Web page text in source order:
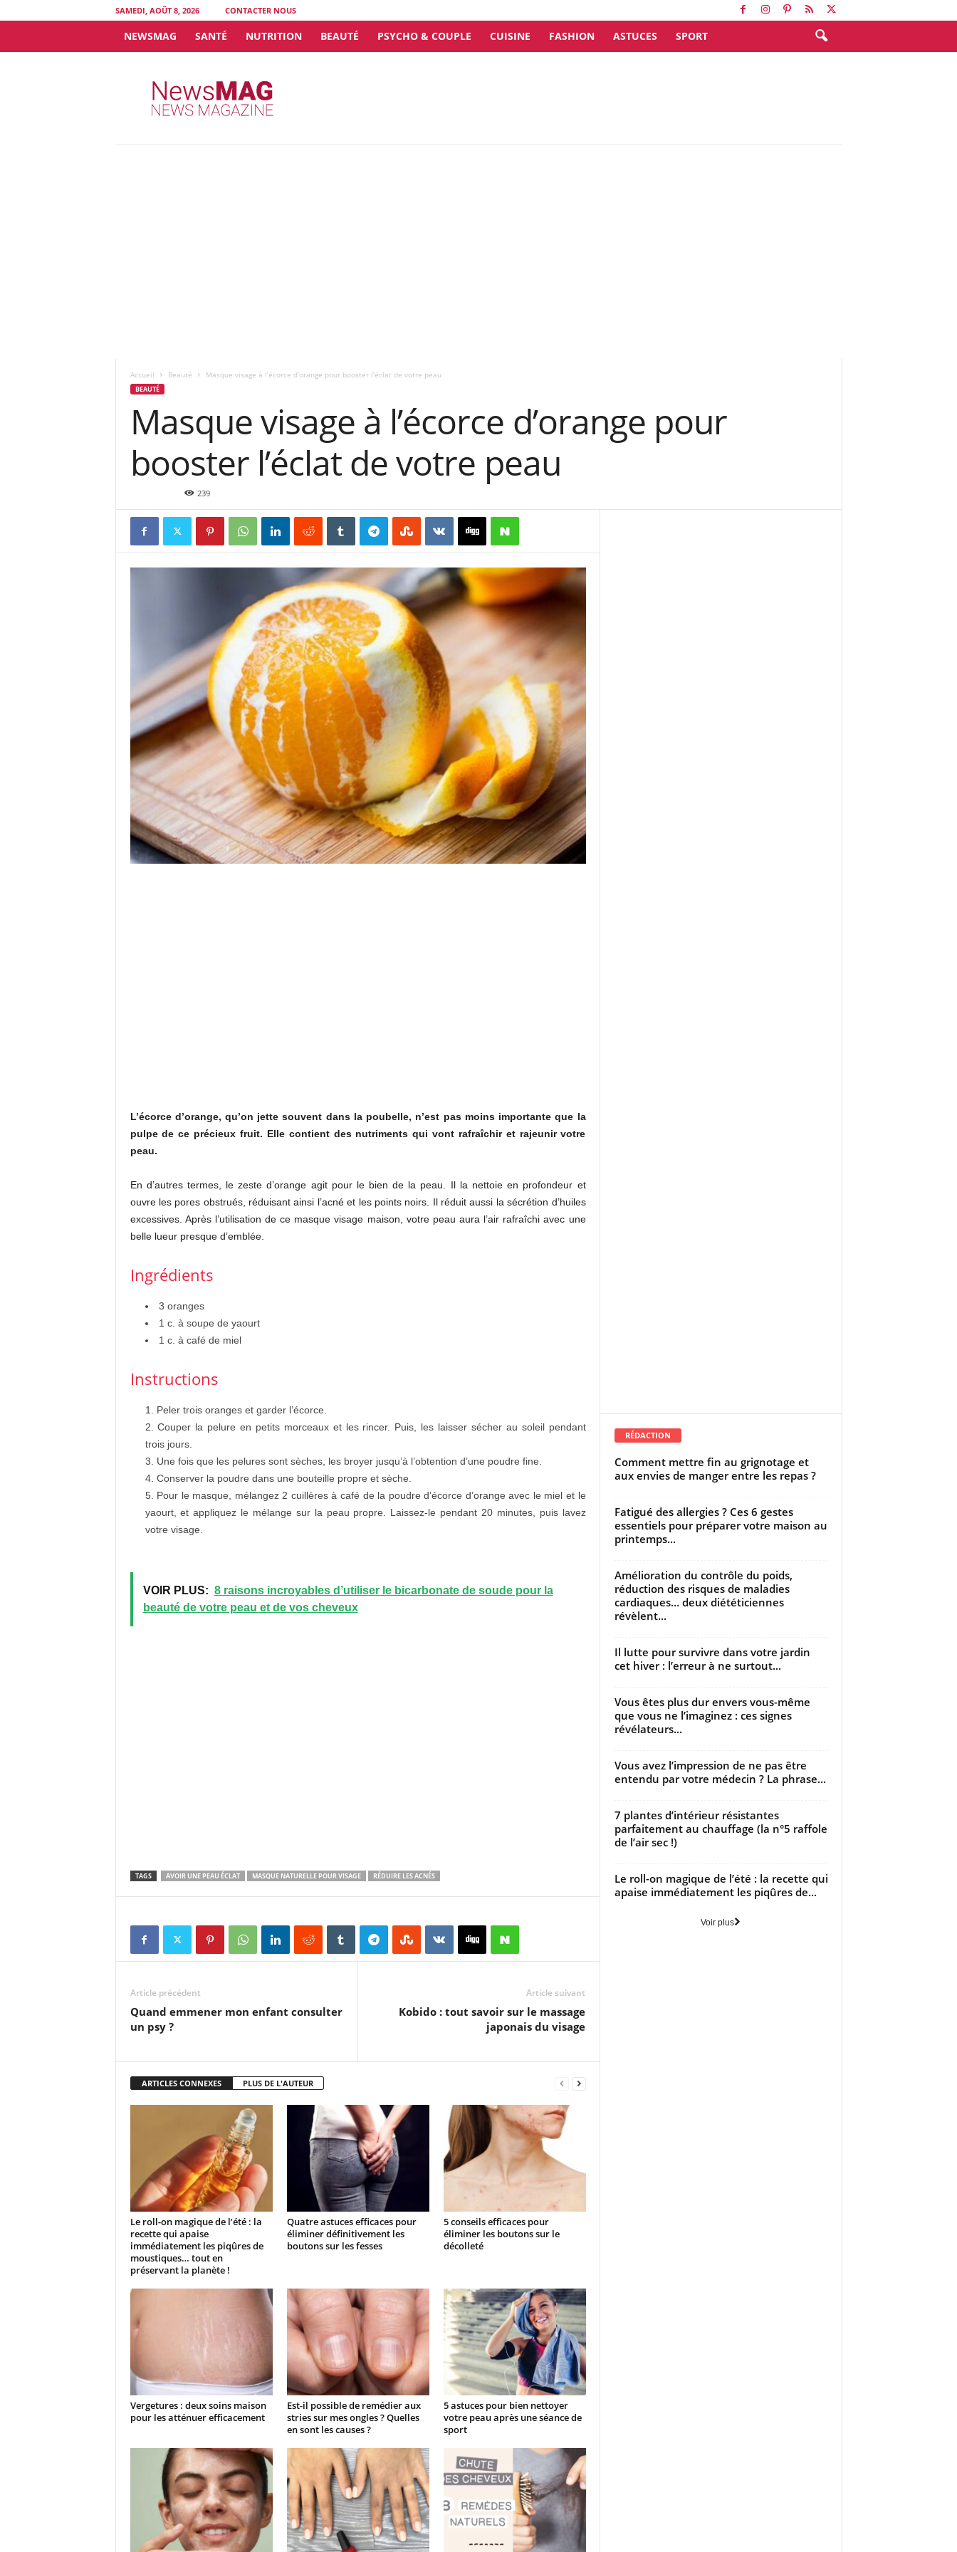
SAMEDI, AOÛT 8, 2026 CONTACTER NOUS
NEWSMAG SANTÉ NUTRITION BEAUTÉ PSYCHO & COUPLE CUISINE FASHION ASTUCES SPORT
Accueil Beauté Masque visage à l’écorce d’orange pour booster l’éclat de votre peau
BEAUTÉ
Masque visage à l’écorce d’orange pour
booster l’éclat de votre peau
239
L’écorce d’orange, qu’on jette souvent dans la poubelle, n’est pas moins importante que la
pulpe de ce précieux fruit. Elle contient des nutriments qui vont rafraîchir et rajeunir votre
peau.
En d’autres termes, le zeste d’orange agit pour le bien de la peau. Il la nettoie en profondeur et
ouvre les pores obstrués, réduisant ainsi l’acné et les points noirs. Il réduit aussi la sécrétion d’huiles
excessives. Après l’utilisation de ce masque visage maison, votre peau aura l’air rafraîchi avec une
belle lueur presque d’emblée.
Ingrédients
3 oranges
1 c. à soupe de yaourt
1 c. à café de miel
Instructions
Peler trois oranges et garder l’écorce.
Couper la pelure en petits morceaux et les rincer. Puis, les laisser sécher au soleil pendant
trois jours.
Une fois que les pelures sont sèches, les broyer jusqu’à l’obtention d’une poudre fine.
Conserver la poudre dans une bouteille propre et sèche.
Pour le masque, mélangez 2 cuillères à café de la poudre d’écorce d’orange avec le miel et le
yaourt, et appliquez le mélange sur la peau propre. Laissez-le pendant 20 minutes, puis lavez
votre visage.
VOIR PLUS: 8 raisons incroyables d’utiliser le bicarbonate de soude pour la
beauté de votre peau et de vos cheveux
TAGS AVOIR UNE PEAU ÉCLAT MASQUE NATURELLE POUR VISAGE RÉDUIRE LES ACNÉS
Article précédent
Quand emmener mon enfant consulter
un psy ?
Article suivant
Kobido : tout savoir sur le massage
japonais du visage
ARTICLES CONNEXES PLUS DE L'AUTEUR
Le roll-on magique de l’été : la
recette qui apaise
immédiatement les piqûres de
moustiques… tout en
préservant la planète !
Quatre astuces efficaces pour
éliminer définitivement les
boutons sur les fesses
5 conseils efficaces pour
éliminer les boutons sur le
décolleté
Vergetures : deux soins maison
pour les atténuer efficacement
Est-il possible de remédier aux
stries sur mes ongles ? Quelles
en sont les causes ?
5 astuces pour bien nettoyer
votre peau après une séance de
sport
RÉDACTION
Comment mettre fin au grignotage et
aux envies de manger entre les repas ?
Fatigué des allergies ? Ces 6 gestes
essentiels pour préparer votre maison au
printemps...
Amélioration du contrôle du poids,
réduction des risques de maladies
cardiaques… deux diététiciennes
révèlent...
Il lutte pour survivre dans votre jardin
cet hiver : l’erreur à ne surtout...
Vous êtes plus dur envers vous-même
que vous ne l’imaginez : ces signes
révélateurs...
Vous avez l’impression de ne pas être
entendu par votre médecin ? La phrase...
7 plantes d’intérieur résistantes
parfaitement au chauffage (la n°5 raffole
de l’air sec !)
Le roll-on magique de l’été : la recette qui
apaise immédiatement les piqûres de...
Voir plus